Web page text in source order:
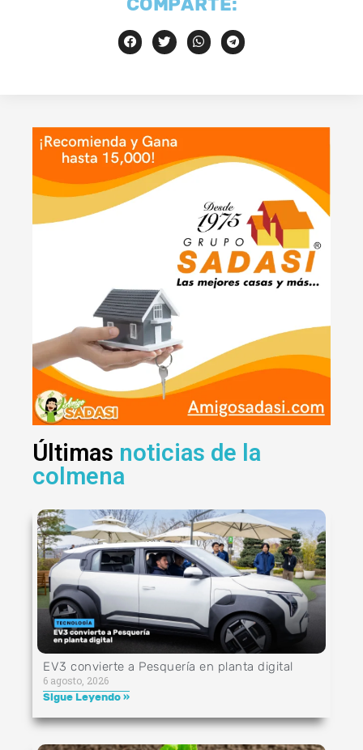
Últimas noticias de la
colmena
EV3 convierte a Pesquería en planta digital
6 agosto, 2026
Sigue Leyendo »